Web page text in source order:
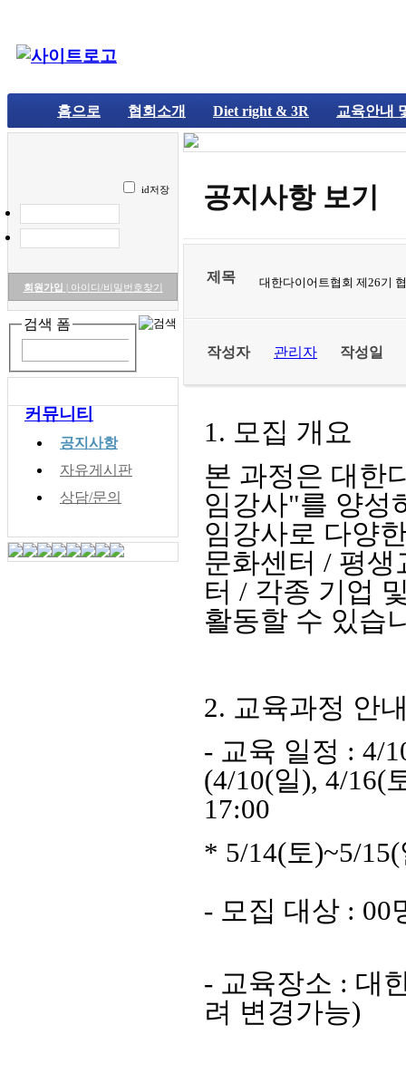
홈으로 협회소개 Diet right & 3R 교육안내
id저장
회원가입 | 아이디/비밀번호찾기
검색 폼
커뮤니티
공지사항
자유게시판
상담/문의
공지사항 보기
제목 대한다이어트협회 제26기
작성자 관리자 작성일
1. 모집 개요
본 과정은 대한
임강사"를 양성
임강사로 다양
문화센터 / 평
터 / 각종 기업
활동할 수 있습
2. 교육과정 안
- 교육 일정 : 4/
(4/10(일), 4/16(
17:00
* 5/14(토)~5/
- 모집 대상 : 00
- 교육장소 : 대
려 변경가능)